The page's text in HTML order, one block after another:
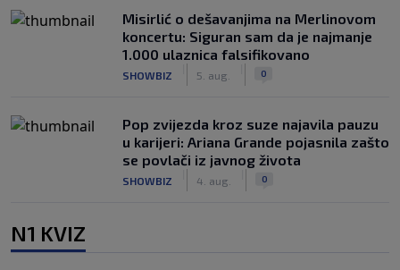
Misirlić o dešavanjima na Merlinovom
koncertu: Siguran sam da je najmanje
1.000 ulaznica falsifikovano
SHOWBIZ 5. aug. 0
Pop zvijezda kroz suze najavila pauzu
u karijeri: Ariana Grande pojasnila zašto
se povlači iz javnog života
SHOWBIZ 4. aug. 0
N1 KVIZ